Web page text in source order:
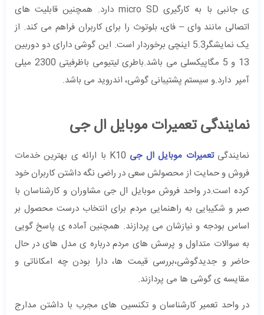
ی جانبی با به کارگیری micro SD دارد. همچنین قابلیت های
اتصالی مانند وای – فای، بلوتوث را برای کاربران فراهم می کند. از
یک نمایشگر5.3 اینچی برخوردار است. این گوشی دارای دو دوربین
13 و 5 مگاپیکسلی می باشد.باطری لیتیومی باظرفیتی 2300 میلی
آمپر دارد.و سیستم پشتیبانی گوشی، اندروید می باشد.
نمایندگی تعمیرات موبایل ال جی
نمایندگیتعمیرات موبایل ال جی
K10 با ارائه ی بهترین خدمات
فروش و حمایت از محصولش سعی در راضی نگه داشتن کاربران خود
کرده است.در واحد فروش موبایل ال جی مشاوران و کارشناسان با
صبر و شکیبایی به راهنمایی مردم برای انتخاب درست محصول بر
اساس بودجه و نیازشان می پردازند. همچنین آماده ی پاسخ گویی
به سوالات متداول و پرسش های مردم درباره ی مدل های در حال
حاضر و جدیدگوشی،بررسی قیمت ها، دارا بودن چه امکاناتی و
مقایسه ی گوشی ها می پردازند.
در واحد تعمیر کارشناسان و تکنسین های مجرب با داشتن مدارج